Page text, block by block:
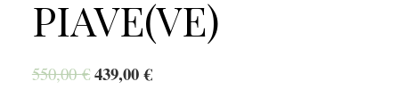
PIAVE(VE)
550,00€ 439,00€